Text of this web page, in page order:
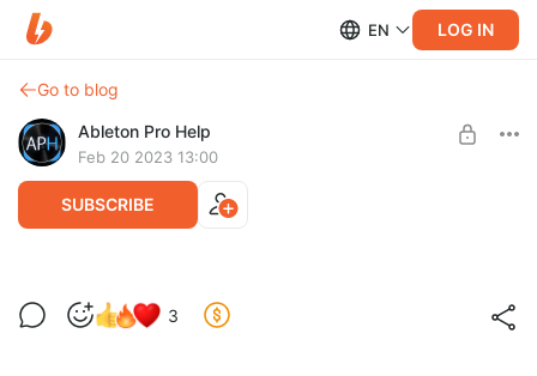
EN LOG IN
Go to blog
Ableton Pro Help
Feb 20 2023 13:00
SUBSCRIBE
Сведение вокала в Ableton Live. Курс 2
— Практическое применение плагинов
Level required:
3